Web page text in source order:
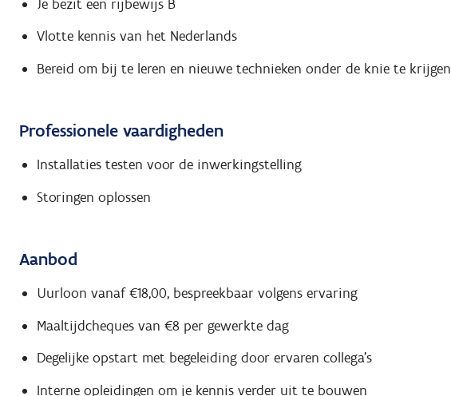
Je bezit een rijbewijs B
Vlotte kennis van het Nederlands
Bereid om bij te leren en nieuwe technieken onder de knie te krijgen
Professionele vaardigheden
Installaties testen voor de inwerkingstelling
Storingen oplossen
Aanbod
Uurloon vanaf €18,00, bespreekbaar volgens ervaring
Maaltijdcheques van €8 per gewerkte dag
Degelijke opstart met begeleiding door ervaren collega’s
Interne opleidingen om je kennis verder uit te bouwen